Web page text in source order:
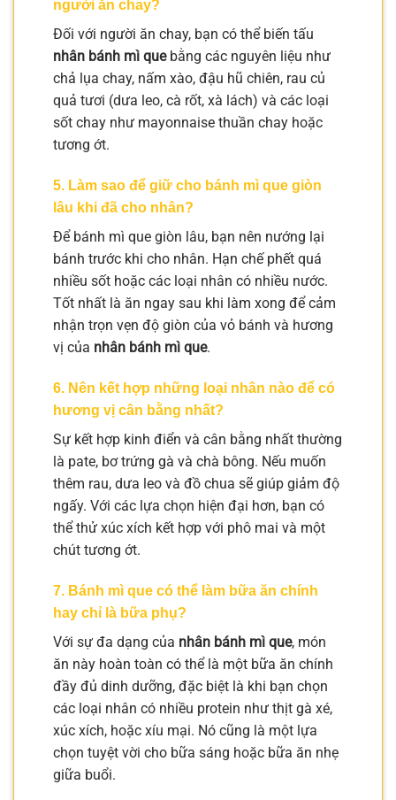
người ăn chay?
Đối với người ăn chay, bạn có thể biến tấu
nhân bánh mì quebằng các nguyên liệu như
chả lụa chay, nấm xào, đậu hũ chiên, rau củ
quả tươi (dưa leo, cà rốt, xà lách) và các loại
sốt chay như mayonnaise thuần chay hoặc
tương ớt.
5. Làm sao để giữ cho bánh mì que giòn
lâu khi đã cho nhân?
Để bánh mì que giòn lâu, bạn nên nướng lại
bánh trước khi cho nhân. Hạn chế phết quá
nhiều sốt hoặc các loại nhân có nhiều nước.
Tốt nhất là ăn ngay sau khi làm xong để cảm
nhận trọn vẹn độ giòn của vỏ bánh và hương
vị của nhân bánh mì que.
6. Nên kết hợp những loại nhân nào để có
hương vị cân bằng nhất?
Sự kết hợp kinh điển và cân bằng nhất thường
là pate, bơ trứng gà và chà bông. Nếu muốn
thêm rau, dưa leo và đồ chua sẽ giúp giảm độ
ngấy. Với các lựa chọn hiện đại hơn, bạn có
thể thử xúc xích kết hợp với phô mai và một
chút tương ớt.
7. Bánh mì que có thể làm bữa ăn chính
hay chỉ là bữa phụ?
Với sự đa dạng của nhân bánh mì que, món
ăn này hoàn toàn có thể là một bữa ăn chính
đầy đủ dinh dưỡng, đặc biệt là khi bạn chọn
các loại nhân có nhiều protein như thịt gà xé,
xúc xích, hoặc xíu mại. Nó cũng là một lựa
chọn tuyệt vời cho bữa sáng hoặc bữa ăn nhẹ
giữa buổi.